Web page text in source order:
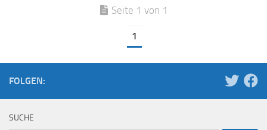
Seite 1 von 1
1
FOLGEN:
SUCHE